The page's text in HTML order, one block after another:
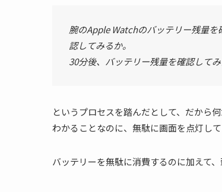
腕のApple Watchのバッテリー残量
認してみるか。
30分後、バッテリー残量を確認して
というプロセスを踏んだとして、だから
わかることなのに、無駄に画面を点灯して
バッテリーを無駄に消費するのに加えて